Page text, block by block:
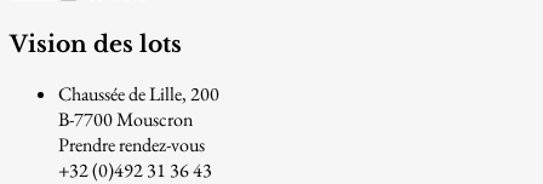
Vision des lots
Chaussée de Lille, 200
B-7700 Mouscron
Prendre rendez-vous
+32 (0)492 31 36 43